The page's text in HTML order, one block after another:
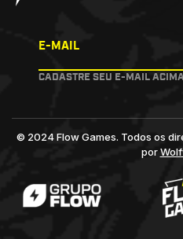
E-MAIL
CADASTRE SEU E-MAIL
© 2024 Flow Games. Todos os
por